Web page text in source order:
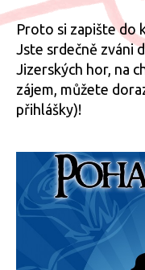
Proto si zapište do
Jste srdečně zváni
Jizerských hor, na
zájem, můžete
přihlášky)!